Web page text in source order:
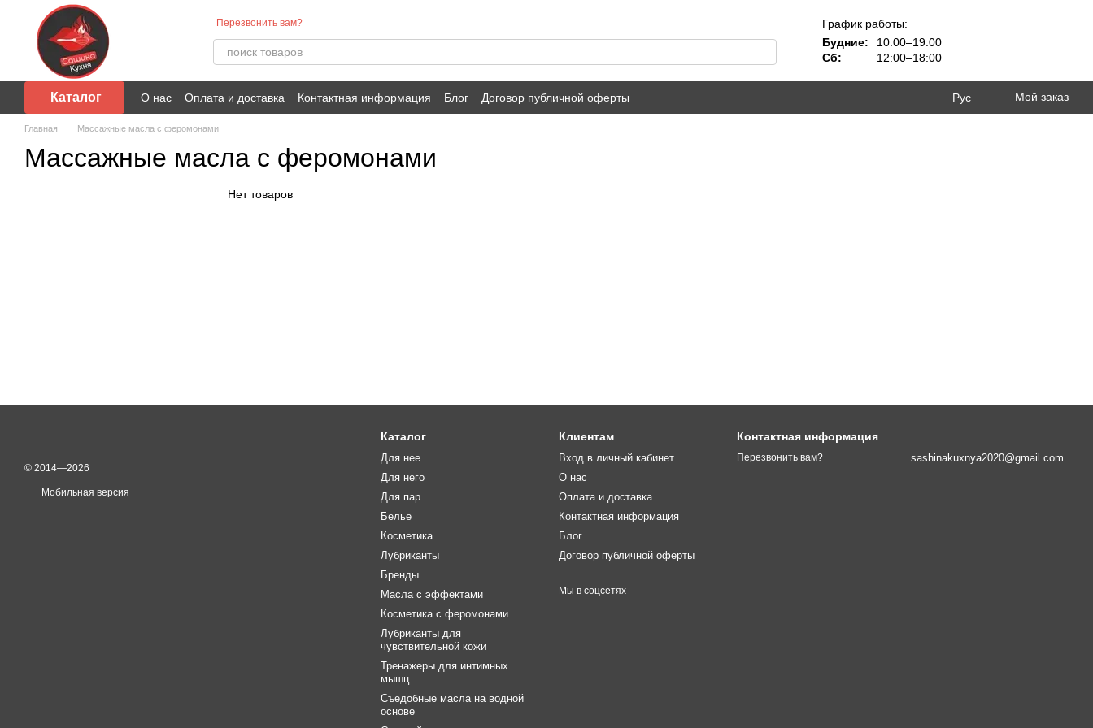
Перейти к основному контенту
Перезвонить вам?
График работы:
Будние:
10:00–19:00
Сб:
12:00–18:00
Каталог О нас Оплата и доставка Контактная информация Блог Договор публичной оферты Рус Мой заказ
Главная Массажные масла с феромонами
Массажные масла с феромонами
Нет товаров
© 2014—2026
Мобильная версия
Каталог
Для нее
Для него
Для пар
Белье
Косметика
Лубриканты
Бренды
Масла с эффектами
Косметика с феромонами
Лубриканты для
чувствительной кожи
Тренажеры для интимных
мышц
Съедобные масла на водной
основе
Клиентам
Вход в личный кабинет
О нас
Оплата и доставка
Контактная информация
Блог
Договор публичной оферты
Мы в соцсетях
Контактная информация
Перезвонить вам? sashinakuxnya2020@gmail.com